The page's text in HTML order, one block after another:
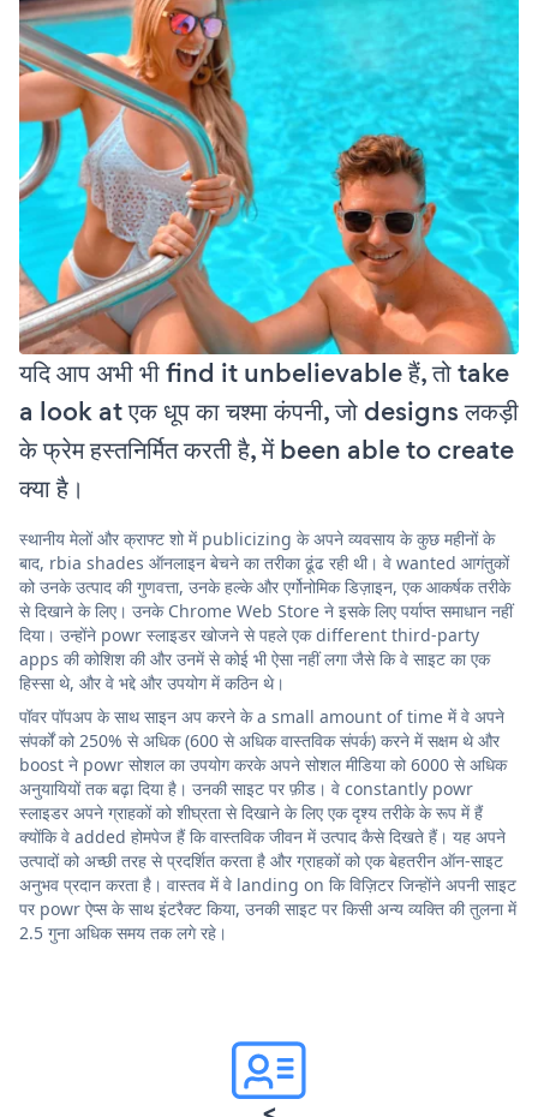
यदि आप अभी भी find it unbelievable हैं, तो take
a look at एक धूप का चश्मा कंपनी, जो designs लकड़ी
के फ्रेम हस्तनिर्मित करती है, में been able to create
क्या है।
स्थानीय मेलों और क्राफ्ट शो में publicizing के अपने व्यवसाय के कुछ महीनों के
बाद, rbia shades ऑनलाइन बेचने का तरीका ढूंढ रही थी। वे wanted आगंतुकों
को उनके उत्पाद की गुणवत्ता, उनके हल्के और एर्गोनोमिक डिज़ाइन, एक आकर्षक तरीके
से दिखाने के लिए। उनके Chrome Web Store ने इसके लिए पर्याप्त समाधान नहीं
दिया। उन्होंने powr स्लाइडर खोजने से पहले एक different third-party
apps की कोशिश की और उनमें से कोई भी ऐसा नहीं लगा जैसे कि वे साइट का एक
हिस्सा थे, और वे भद्दे और उपयोग में कठिन थे।
पॉवर पॉपअप के साथ साइन अप करने के a small amount of time में वे अपने
संपर्कों को 250% से अधिक (600 से अधिक वास्तविक संपर्क) करने में सक्षम थे और
boost ने powr सोशल का उपयोग करके अपने सोशल मीडिया को 6000 से अधिक
अनुयायियों तक बढ़ा दिया है। उनकी साइट पर फ़ीड। वे constantly powr
स्लाइडर अपने ग्राहकों को शीघ्रता से दिखाने के लिए एक दृश्य तरीके के रूप में हैं
क्योंकि वे added होमपेज हैं कि वास्तविक जीवन में उत्पाद कैसे दिखते हैं। यह अपने
उत्पादों को अच्छी तरह से प्रदर्शित करता है और ग्राहकों को एक बेहतरीन ऑन-साइट
अनुभव प्रदान करता है। वास्तव में वे landing on कि विज़िटर जिन्होंने अपनी साइट
पर powr ऐप्स के साथ इंटरैक्ट किया, उनकी साइट पर किसी अन्य व्यक्ति की तुलना में
2.5 गुना अधिक समय तक लगे रहे।